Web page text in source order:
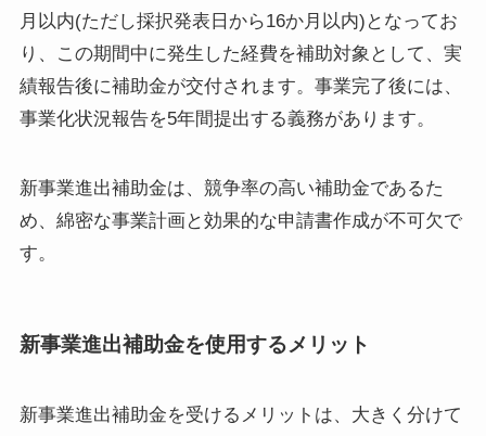
月以内(ただし採択発表日から16か月以内)となってお
り、この期間中に発生した経費を補助対象として、実
績報告後に補助金が交付されます。事業完了後には、
事業化状況報告を5年間提出する義務があります。
新事業進出補助金は、競争率の高い補助金であるた
め、綿密な事業計画と効果的な申請書作成が不可欠で
す。
新事業進出補助金を使用するメリット
新事業進出補助金を受けるメリットは、大きく分けて